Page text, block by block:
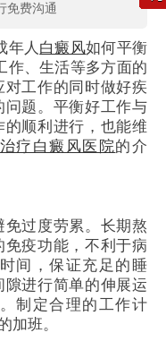
免费沟通
年人 白癜风如何平衡
作、生活等多方面的
工作的同时做好疾
题。平衡好工作与
顺利进行，也能维
疗白癜风医院的介
过度劳累。长期熬
疫功能，不利于病
间，保证充足的睡
进行简单的伸展运
制定合理的工作计
加班。